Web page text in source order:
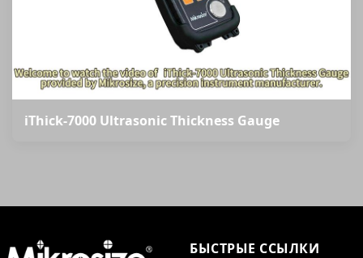
iThick-7000 Ultrasonic Thickness Gauge
БЫСТРЫЕ ССЫЛКИ